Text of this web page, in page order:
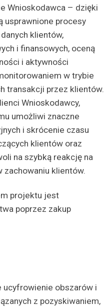
Wnioskodawca – dzięki
usprawnione procesy
klientów,
i finansowych, oceną
i aktywności
w trybie
transakcji przez klientów.
Wnioskodawcy,
umożliwi znaczne
i skrócenie czasu
klientów oraz
na szybką reakcję na
zachowaniu klientów.
projektu jest
poprzez zakup
ucyfrowienie obszarów i
z pozyskiwaniem,